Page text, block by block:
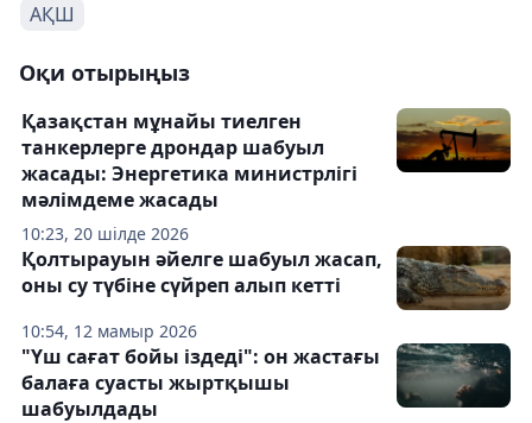
АҚШ
Оқи отырыңыз
10:23, 20 шілде 2026
Қазақстан мұнайы тиелген
танкерлерге дрондар шабуыл
жасады: Энергетика министрлігі
мәлімдеме жасады
10:54, 12 мамыр 2026
Қолтырауын әйелге шабуыл жасап,
оны су түбіне сүйреп алып кетті
"Үш сағат бойы іздеді": он жастағы
балаға суасты жыртқышы
шабуылдады